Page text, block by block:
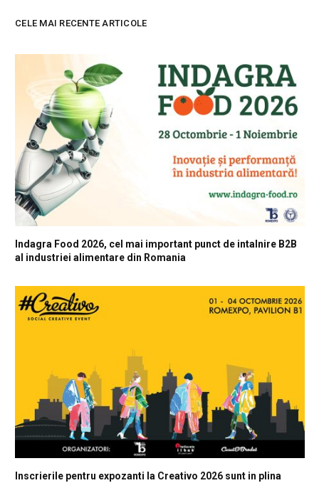
CELE MAI RECENTE ARTICOLE
Indagra Food 2026, cel mai important punct de intalnire B2B
al industriei alimentare din Romania
Inscrierile pentru expozanti la Creativo 2026 sunt in plina